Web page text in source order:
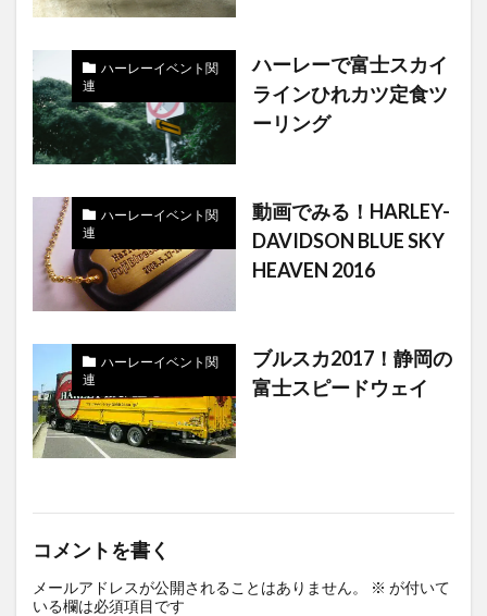
ハーレーイベント関
連
ハーレーで富士スカイ
ラインひれカツ定食ツ
ーリング
ハーレーイベント関
連
動画でみる！HARLEY-
DAVIDSON BLUE SKY
HEAVEN 2016
ハーレーイベント関
連
ブルスカ2017！静岡の
富士スピードウェイ
コメントを書く
メールアドレスが公開されることはありません。 ※ が付いて
いる欄は必須項目です